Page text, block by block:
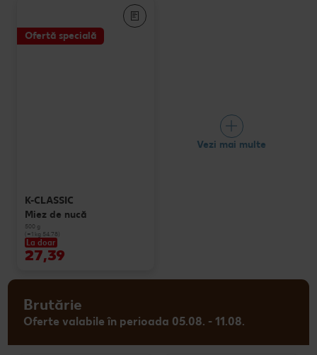
Ofertă specială
K-CLASSIC
Miez de nucă
500 g
(=1 kg 54.78)
La doar
27,39
Vezi mai multe
Brutărie
Oferte valabile în perioada 05.08. - 11.08.